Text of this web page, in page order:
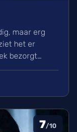
maar erg
het er
bezorgt
zorgt het
in de
7/10